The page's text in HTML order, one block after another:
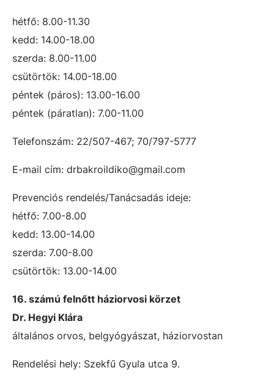
hétfő: 8.00-11.30
kedd: 14.00-18.00
szerda: 8.00-11.00
csütörtök: 14.00-18.00
péntek (páros): 13.00-16.00
péntek (páratlan): 7.00-11.00
Telefonszám: 22/507-467; 70/797-5777
E-mail cím: drbakroildiko@gmail.com
Prevenciós rendelés/Tanácsadás ideje:
hétfő: 7.00-8.00
kedd: 13.00-14.00
szerda: 7.00-8.00
csütörtök: 13.00-14.00
16. számú felnőtt háziorvosi körzet
Dr. Hegyi Klára
általános orvos, belgyógyászat, háziorvostan
Rendelési hely: Szekfű Gyula utca 9.